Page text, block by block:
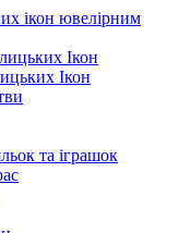
ікон ювелірним
Ікон
Ікон
та іграшок